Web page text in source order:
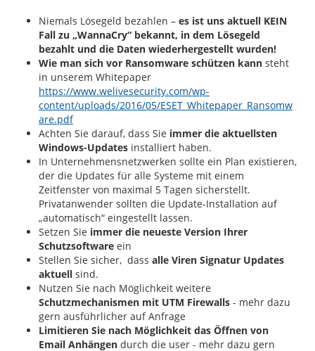
Niemals Lösegeld bezahlen – es ist uns aktuell KEIN
Fall zu „WannaCry“ bekannt, in dem Lösegeld
bezahlt und die Daten wiederhergestellt wurden!
Wie man sich vor Ransomware schützen kann steht
in unserem Whitepaper
https://www.welivesecurity.com/wp-
content/uploads/2016/05/ESET_Whitepaper_Ransomw
are.pdf
Achten Sie darauf, dass Sie immer die aktuellsten
Windows-Updates installiert haben.
In Unternehmensnetzwerken sollte ein Plan existieren,
der die Updates für alle Systeme mit einem
Zeitfenster von maximal 5 Tagen sicherstellt.
Privatanwender sollten die Update-Installation auf
„automatisch“ eingestellt lassen.
Setzen Sie immer die neueste Version Ihrer
Schutzsoftware ein
Stellen Sie sicher, dass alle Viren Signatur Updates
aktuell sind.
Nutzen Sie nach Möglichkeit weitere
Schutzmechanismen mit UTM Firewalls - mehr dazu
gern ausführlicher auf Anfrage
Limitieren Sie nach Möglichkeit das Öffnen von
Email Anhängen durch die user - mehr dazu gern